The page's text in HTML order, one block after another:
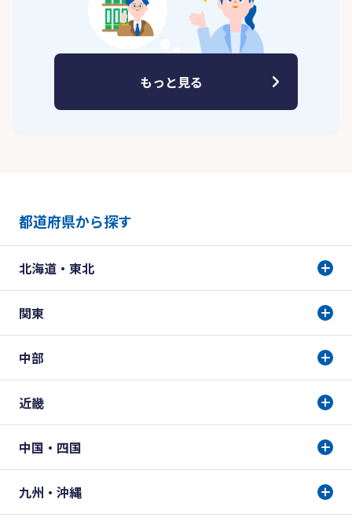
もっと見る
都道府県から探す
北海道・東北
関東
中部
近畿
中国・四国
九州・沖縄